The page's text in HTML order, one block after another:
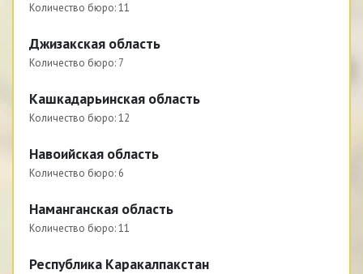
Количество бюро:11
Джизакская область
Количество бюро: 7
Кашкадарьинская область
Количество бюро:12
Навоийская область
Количество бюро: 6
Наманганская область
Количество бюро:11
Республика Каракалпакстан